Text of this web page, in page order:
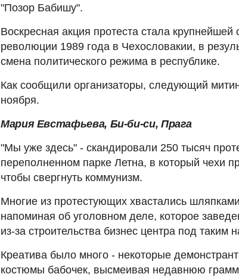
"Позор Бабишу".
Воскресная акция протеста стала
революции 1989 года в Чехословакии, в
смена политического режима в республике.
Как сообщили организаторы, следующий
ноября.
Мария Евстафьева, Би-би-си, Прага
"Мы уже здесь" - скандировали 250 тысяч
переполненном парке Летна, в который чехи
чтобы свергнуть коммунизм.
Многие из протестующих хвастались
напоминая об уголовном деле, которое
из-за строительства бизнес центра под таким
Креатива было много - некоторые
костюмы бабочек, высмеивая недавнюю